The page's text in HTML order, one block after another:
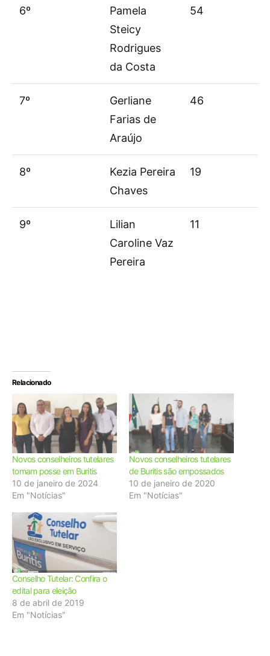
6º
Pamela
Steicy
Rodrigues
da Costa
54
7º
Gerliane
Farias de
Araújo
46
8º
Kezia Pereira
Chaves
19
9º
Lilian
Caroline Vaz
Pereira
11
Relacionado
Novos conselheiros tutelares
tomam posse em Buritis
10 de janeiro de 2024
Em "Notícias"
Novos conselheiros tutelares
de Buritis são empossados
10 de janeiro de 2020
Em "Notícias"
Conselho Tutelar: Confira o
edital para eleição
8 de abril de 2019
Em "Notícias"